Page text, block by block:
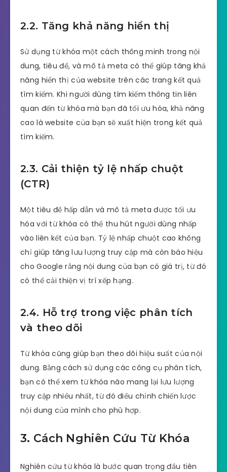
2.2. Tăng khả năng hiển thị
Sử dụng từ khóa một cách thông minh trong nội
dung, tiêu đề, và mô tả meta có thể giúp tăng khả
năng hiển thị của website trên các trang kết quả
tìm kiếm. Khi người dùng tìm kiếm thông tin liên
quan đến từ khóa mà bạn đã tối ưu hóa, khả năng
cao là website của bạn sẽ xuất hiện trong kết quả
tìm kiếm.
2.3. Cải thiện tỷ lệ nhấp chuột
(CTR)
Một tiêu đề hấp dẫn và mô tả meta được tối ưu
hóa với từ khóa có thể thu hút người dùng nhấp
vào liên kết của bạn. Tỷ lệ nhấp chuột cao không
chỉ giúp tăng lưu lượng truy cập mà còn báo hiệu
cho Google rằng nội dung của bạn có giá trị, từ đó
có thể cải thiện vị trí xếp hạng.
2.4. Hỗ trợ trong việc phân tích
và theo dõi
Từ khóa cũng giúp bạn theo dõi hiệu suất của nội
dung. Bằng cách sử dụng các công cụ phân tích,
bạn có thể xem từ khóa nào mang lại lưu lượng
truy cập nhiều nhất, từ đó điều chỉnh chiến lược
nội dung của mình cho phù hợp.
3. Cách Nghiên Cứu Từ Khóa
Nghiên cứu từ khóa là bước quan trọng đầu tiên